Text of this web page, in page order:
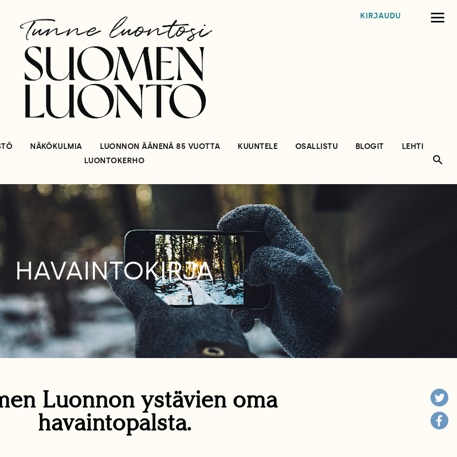
KIRJAUDU
NÄKÖKULMIA LUONNON ÄÄNENÄ 85 VUOTTA KUUNTELE OSALLISTU BLOGIT
LEHTI
LUONTOKERHO
HAVAINTOKIRJA
Luonnon ystävien oma
havaintopalsta.